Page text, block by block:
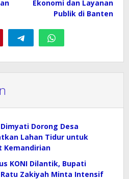
Ekonomi dan Layanan
Publik di Banten
Dorong Desa
Lahan Tidur untuk
Kemandirian
KONI Dilantik, Bupati
Ratu Zakiyah Minta Intensif